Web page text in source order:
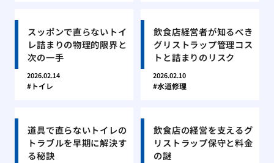
スッポンで直らないトイ
レ詰まりの物理的限界と
次の一手
2026.02.14
トイレ
飲食店経営者が知るべき
グリストラップ管理コス
トと詰まりのリスク
2026.02.10
水道修理
道具で直らないトイレの
トラブルを早期に解決す
る秘訣
飲食店の経営を支えるグ
リストラップ保守と料金
の謎